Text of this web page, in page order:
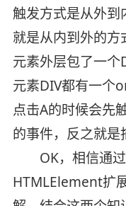
触发方式是从外到
就是从内到外的
元素外层包了一个
元素DIV都有一个
点击A的时候会先
的事件，反之就是
OK，相信通过
HTMLElement扩